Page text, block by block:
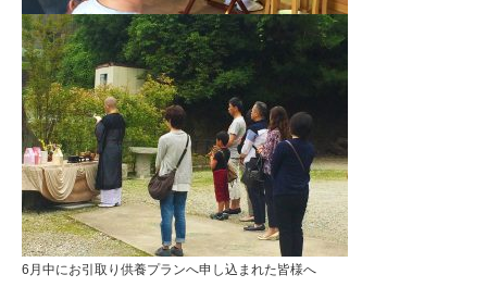
6月中にお引取り供養プランへ申し込まれた皆様へ